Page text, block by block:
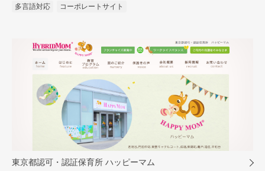
多言語対応
コーポレートサイト
東京都認可・認証保育所 ハッピーマム